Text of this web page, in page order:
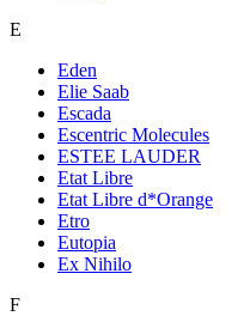
E
Eden
Elie Saab
Escada
Escentric Molecules
ESTEE LAUDER
Etat Libre
Etat Libre d*Orange
Etro
Eutopia
Ex Nihilo
F